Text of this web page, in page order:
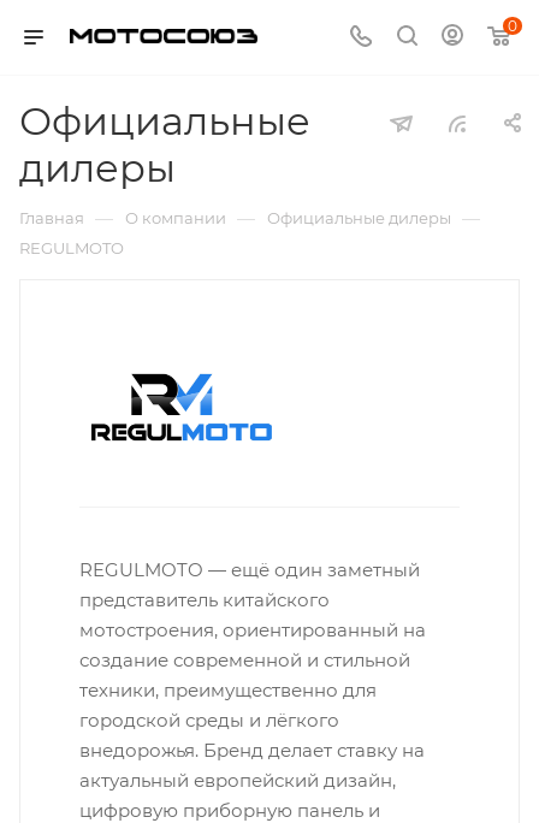
0
Официальные
дилеры
Главная — О компании — Официальные дилеры —
REGULMOTO
REGULMOTO — ещё один заметный
представитель китайского
мотостроения, ориентированный на
создание современной и стильной
техники, преимущественно для
городской среды и лёгкого
внедорожья. Бренд делает ставку на
актуальный европейский дизайн,
цифровую приборную панель и